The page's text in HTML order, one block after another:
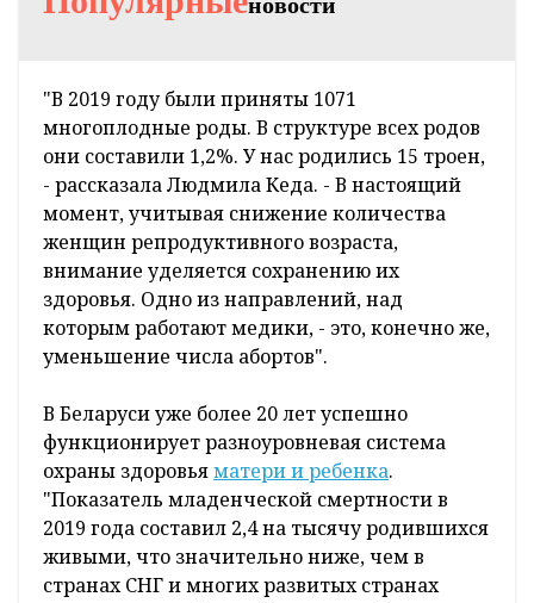
"В 2019 году были приняты 1071
многоплодные роды. В структуре всех родов
они составили 1,2%. У нас родились 15 троен,
- рассказала Людмила Кеда. - В настоящий
момент, учитывая снижение количества
женщин репродуктивного возраста,
внимание уделяется сохранению их
здоровья. Одно из направлений, над
которым работают медики, - это, конечно же,
уменьшение числа абортов".
В Беларуси уже более 20 лет успешно
функционирует разноуровневая система
охраны здоровьяматери и ребенка.
"Показатель младенческой смертности в
2019 года составил 2,4 на тысячу родившихся
живыми, что значительно ниже, чем в
странах СНГ и многих развитых странах